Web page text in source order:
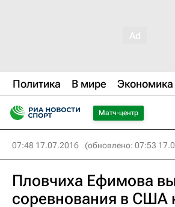
Политика В мире Экономика
Матч-центр
07:48 17.07.2016 (обновлено: 07:53
Пловчиха Ефимова
соревнования в США